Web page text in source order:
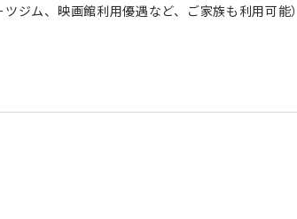
ジム、映画館利用優遇など、ご家族も利用可能）